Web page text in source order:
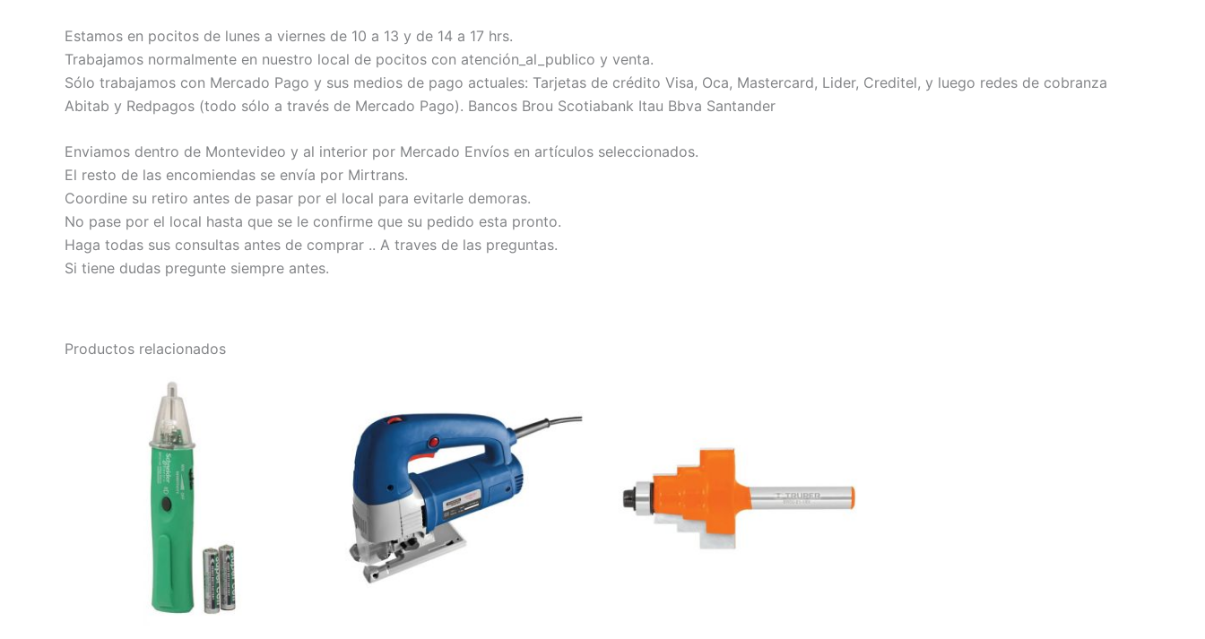
Estamos en pocitos de lunes a viernes de 10 a 13 y de 14 a 17 hrs.
Trabajamos normalmente en nuestro local de pocitos con atención_al_publico y venta.
Sólo trabajamos con Mercado Pago y sus medios de pago actuales: Tarjetas de crédito Visa, Oca, Mastercard, Lider, Creditel, y luego redes de cobranza
Abitab y Redpagos (todo sólo a través de Mercado Pago). Bancos Brou Scotiabank Itau Bbva Santander
Enviamos dentro de Montevideo y al interior por Mercado Envíos en artículos seleccionados.
El resto de las encomiendas se envía por Mirtrans.
Coordine su retiro antes de pasar por el local para evitarle demoras.
No pase por el local hasta que se le confirme que su pedido esta pronto.
Haga todas sus consultas antes de comprar .. A traves de las preguntas.
Si tiene dudas pregunte siempre antes.
Productos relacionados